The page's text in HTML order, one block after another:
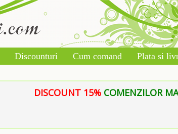
Discounturi Cum comand Plata si
DISCOUNT 15% COMENZILOR